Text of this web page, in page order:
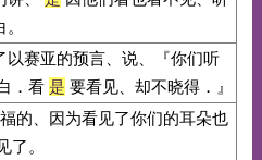
以赛亚的预言、说、『你们听
．看 是 要看见、却不晓得．』
的、因为看见了你们的耳朵也
了。